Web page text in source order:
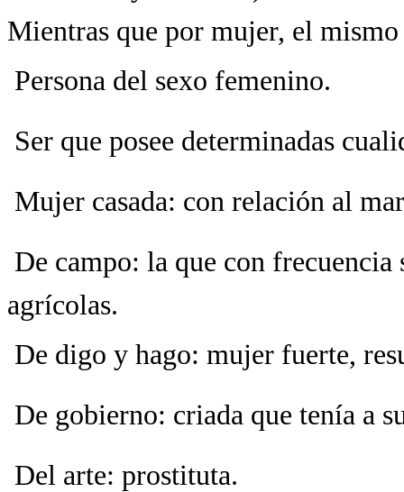
Mientras que por mujer, el
 Persona del sexo femenino.
 Ser que posee determinadas
 Mujer casada: con relación al
 De campo: la que con
agrícolas.
 De digo y hago: mujer fuerte,
 De gobierno: criada que tenía a
 Del arte: prostituta.